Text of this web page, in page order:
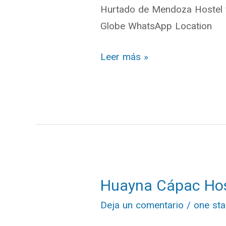
Hurtado de Mendoza
Globe WhatsApp Location
Hostel
Leer más »
Huayna Cápac
Deja un comentario / one
Huayna
Cápac